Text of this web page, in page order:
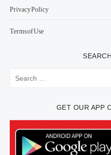
Privacy Policy
Terms of Use
Search
for:
GET OUR APP